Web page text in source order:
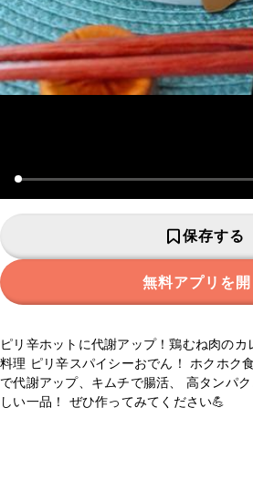
保存する
無料アプリを開
ピリ辛ホットに代謝アップ！鶏むね肉の
料理 ピリ辛スパイシーおでん！ ホクホク
で代謝アップ、キムチで腸活、 高タンパ
しい一品！ ぜひ作ってみてください💪